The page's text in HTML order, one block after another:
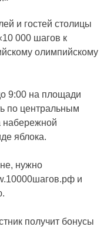
и гостей столицы
000 шагов к
олимпийскому
9:00 на площади
по центральным
набережной
яблока.
нужно
и
получит бонусы